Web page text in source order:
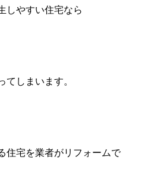
しやすい住宅なら
てしまいます。
住宅を業者がリフォームで